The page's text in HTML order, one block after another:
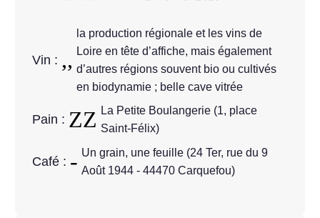
Vin :
la production régionale et les vins de
Loire en tête d’affiche, mais également
d’autres régions souvent bio ou cultivés
en biodynamie ; belle cave vitrée
Pain :
La Petite Boulangerie (1, place
Saint-Félix)
Café :
Un grain, une feuille (24 Ter, rue du 9
Août 1944 - 44470 Carquefou)